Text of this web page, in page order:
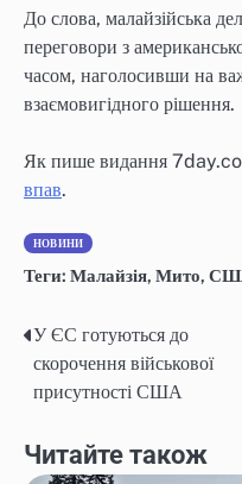
До слова, малайзійська
переговори з
часом, наголосивши на
взаємовигідного рішення.
Як пише видання
впав.
НОВИНИ
Теги: Малайзія, Мито,
Навігація
записів
У ЄС готуються до
скорочення військової
присутності США
Читайте також